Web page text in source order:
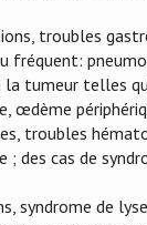
troubles
fréquent:
la tumeur telles
œdème
troubles
des cas de
syndrome de